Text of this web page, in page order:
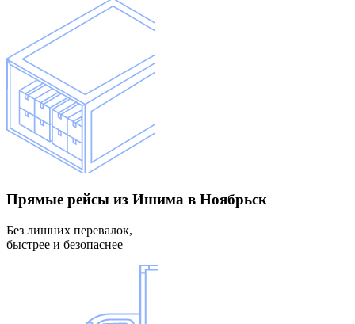
Прямые рейсы из Ишима в Ноябрьск
Без лишних перевалок,
быстрее и безопаснее